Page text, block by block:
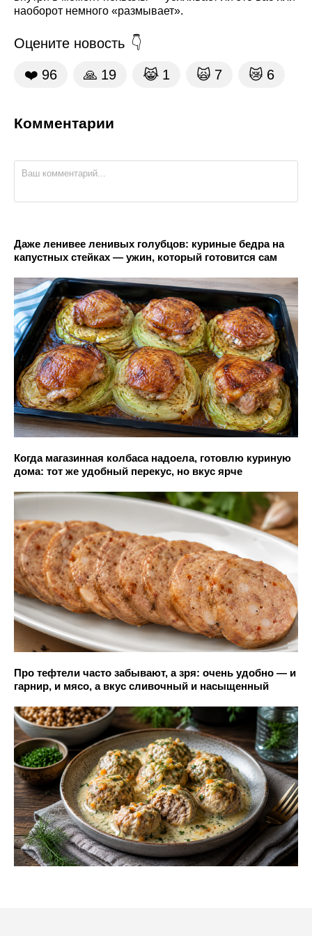
наоборот немного «размывает».
Оцените новость
❤️ 96 🙏 19 😹 1 🙀 7 😿 6
Комментарии
Даже ленивее ленивых голубцов: куриные бедра на
капустных стейках — ужин, который готовится сам
Когда магазинная колбаса надоела, готовлю куриную
дома: тот же удобный перекус, но вкус ярче
Про тефтели часто забывают, а зря: очень удобно — и
гарнир, и мясо, а вкус сливочный и насыщенный